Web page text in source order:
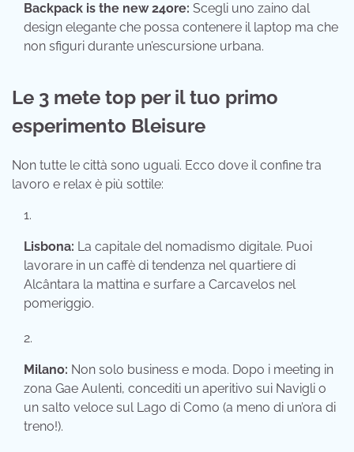
Backpack is the new 24ore: Scegli uno zaino dal
design elegante che possa contenere il laptop ma che
non sfiguri durante un’escursione urbana.
Le 3 mete top per il tuo primo
esperimento Bleisure
Non tutte le città sono uguali. Ecco dove il confine tra
lavoro e relax è più sottile:
Lisbona: La capitale del nomadismo digitale. Puoi
lavorare in un caffè di tendenza nel quartiere di
Alcântara la mattina e surfare a Carcavelos nel
pomeriggio.
Milano: Non solo business e moda. Dopo i meeting in
zona Gae Aulenti, concediti un aperitivo sui Navigli o
un salto veloce sul Lago di Como (a meno di un’ora di
treno!).